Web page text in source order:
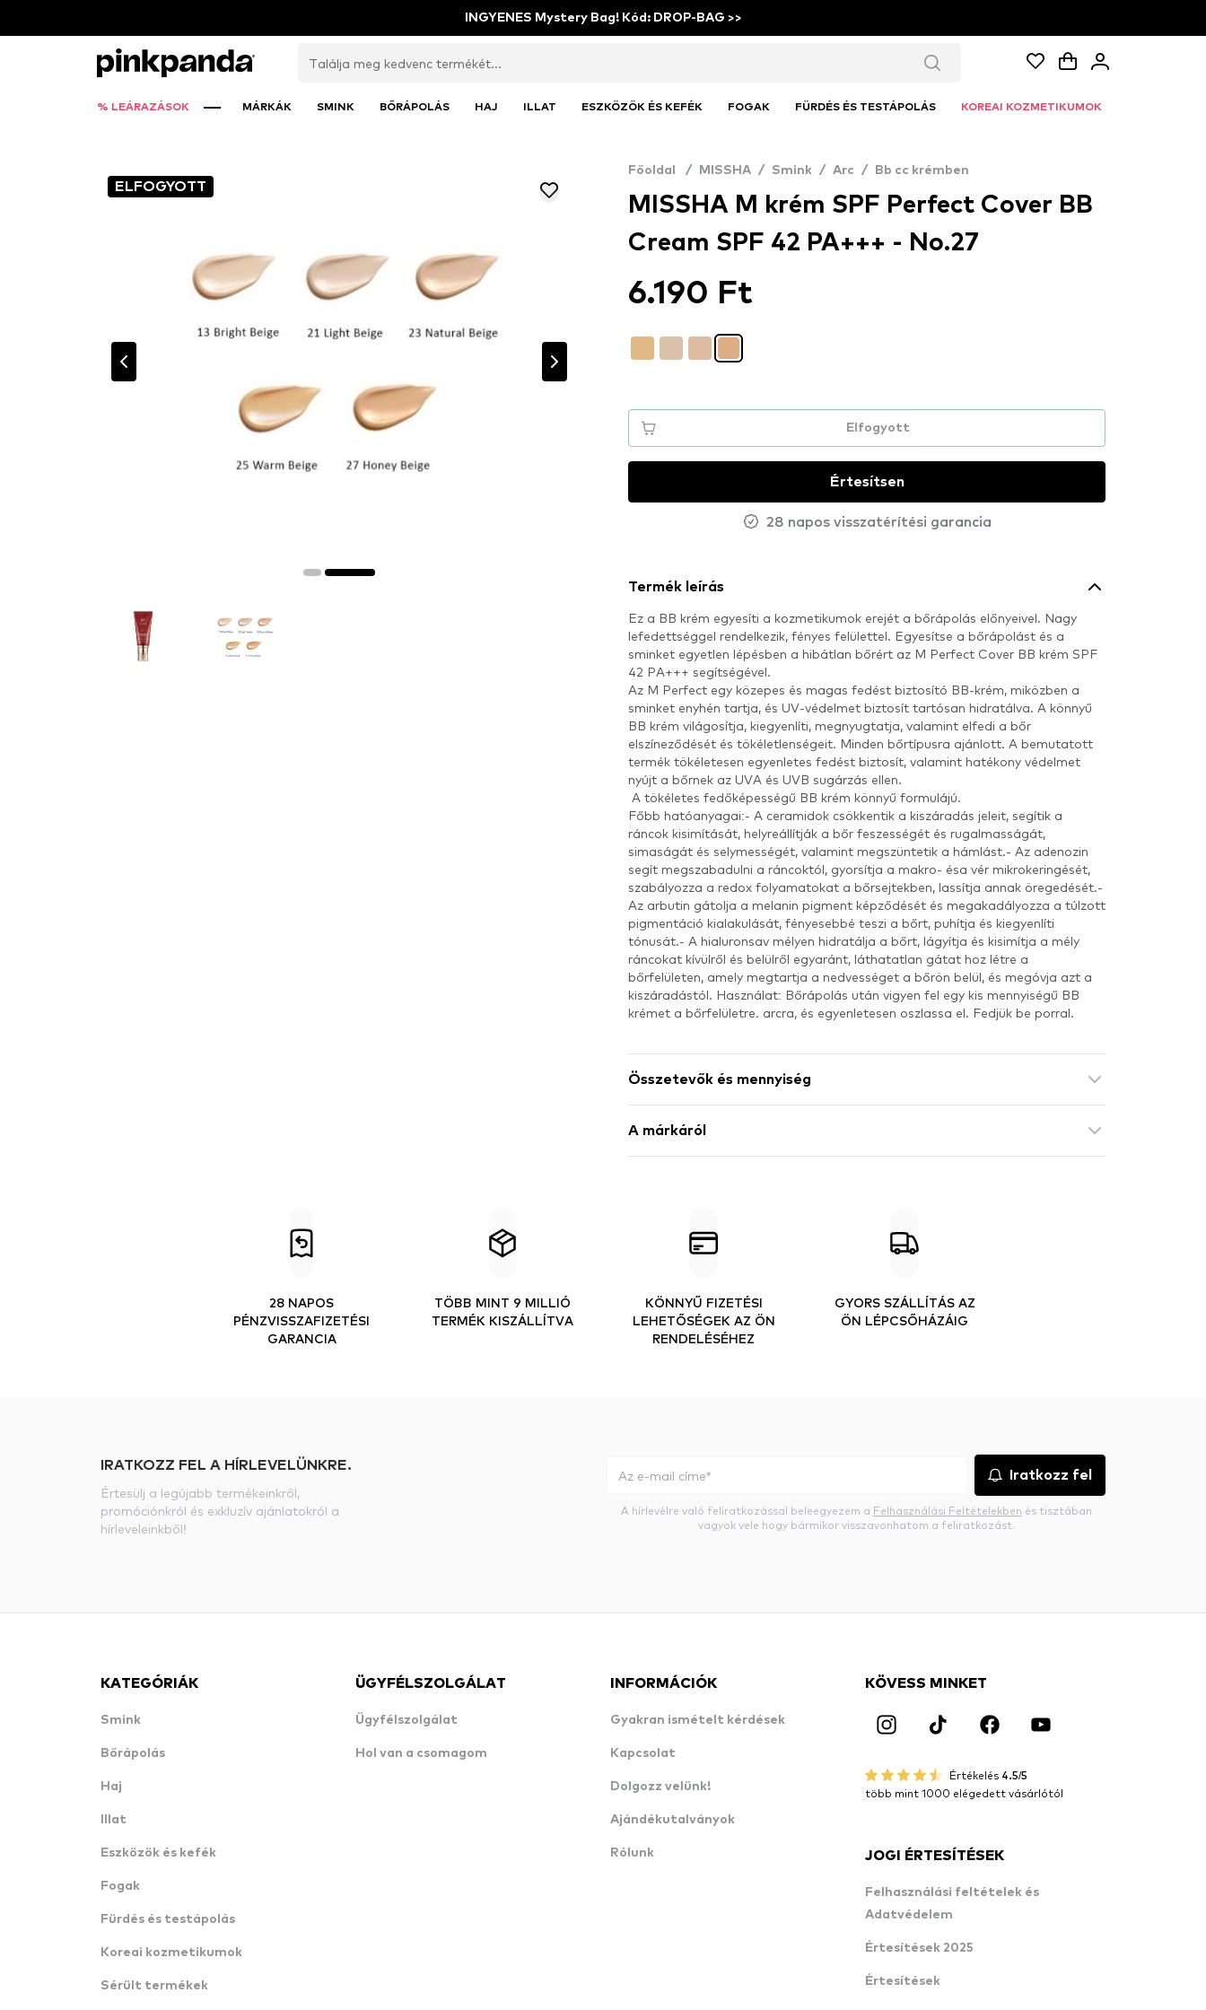
INGYENES Mystery Bag! Kód: DROP-BAG >>
% LEÁRAZÁSOK MÁRKÁK SMINK BŐRÁPOLÁS HAJ ILLAT ESZKÖZÖK ÉS KEFÉK FOGAK FÜRDÉS ÉS TESTÁPOLÁS KOREAI KOZMETIKUMOK
ELFOGYOTT
Főoldal / MISSHA / Smink / Arc / Bb cc krémben
MISSHA M krém SPF Perfect Cover BB
Cream SPF 42 PA+++ - No.27
6.190 Ft
Elfogyott
Értesítsen
28 napos visszatérítési garancia
Termék leírás
Ez a BB krém egyesíti a kozmetikumok erejét a bőrápolás előnyeivel. Nagy
lefedettséggel rendelkezik, fényes felülettel. Egyesítse a bőrápolást és a
sminket egyetlen lépésben a hibátlan bőrért az M Perfect Cover BB krém SPF
42 PA+++ segítségével.
Az M Perfect egy közepes és magas fedést biztosító BB-krém, miközben a
sminket enyhén tartja, és UV-védelmet biztosít tartósan hidratálva. A könnyű
BB krém világosítja, kiegyenlíti, megnyugtatja, valamint elfedi a bőr
elszíneződését és tökéletlenségeit. Minden bőrtípusra ajánlott. A bemutatott
termék tökéletesen egyenletes fedést biztosít, valamint hatékony védelmet
nyújt a bőrnek az UVA és UVB sugárzás ellen.
A tökéletes fedőképességű BB krém könnyű formulájú.
Főbb hatóanyagai:- A ceramidok csökkentik a kiszáradás jeleit, segítik a
ráncok kisimítását, helyreállítják a bőr feszességét és rugalmasságát,
simaságát és selymességét, valamint megszüntetik a hámlást.- Az adenozin
segít megszabadulni a ráncoktól, gyorsítja a makro- ésa vér mikrokeringését,
szabályozza a redox folyamatokat a bőrsejtekben, lassítja annak öregedését.-
Az arbutin gátolja a melanin pigment képződését és megakadályozza a túlzott
pigmentáció kialakulását, fényesebbé teszi a bőrt, puhítja és kiegyenlíti
tónusát.- A hialuronsav mélyen hidratálja a bőrt, lágyítja és kisimítja a mély
ráncokat kívülről és belülről egyaránt, láthatatlan gátat hoz létre a
bőrfelületen, amely megtartja a nedvességet a bőrön belül, és megóvja azt a
kiszáradástól. Használat: Bőrápolás után vigyen fel egy kis mennyiségű BB
krémet a bőrfelületre. arcra, és egyenletesen oszlassa el. Fedjük be porral.
Összetevők és mennyiség
A márkáról
28 NAPOS
PÉNZVISSZAFIZETÉSI
GARANCIA
TÖBB MINT 9 MILLIÓ
TERMÉK KISZÁLLÍTVA
KÖNNYŰ FIZETÉSI
LEHETŐSÉGEK AZ ÖN
RENDELÉSÉHEZ
GYORS SZÁLLÍTÁS AZ
ÖN LÉPCSŐHÁZÁIG
IRATKOZZ FEL A HÍRLEVELÜNKRE.
Értesülj a legújabb termékeinkről,
promóciónkról és exkluzív ajánlatokról a
hírleveleinkből!
Iratkozz fel
A hírlevélre való feliratkozással beleegyezem a Felhasználási Feltételekben és tisztában
vagyok vele hogy bármikor visszavonhatom a feliratkozást.
KATEGÓRIÁK
Smink
Bőrápolás
Haj
Illat
Eszközök és kefék
Fogak
Fürdés és testápolás
Koreai kozmetikumok
Sérült termékek
ÜGYFÉLSZOLGÁLAT
Ügyfélszolgálat
Hol van a csomagom
INFORMÁCIÓK
Gyakran ismételt kérdések
Kapcsolat
Dolgozz velünk!
Ajándékutalványok
Rólunk
KÖVESS MINKET
Értékelés 4.5/5
több mint 1000 elégedett vásárlótól
JOGI ÉRTESÍTÉSEK
Felhasználási feltételek és
Adatvédelem
Értesítések 2025
Értesítések